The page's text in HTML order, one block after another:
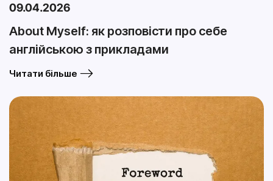
09.04.2026
About Myself: як розповісти про себе
англійською з прикладами
Читати більше